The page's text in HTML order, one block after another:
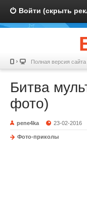
Войти (скрыть
Полная версия сайта
Битва
фото)
pene4ka 23-02-2016
Фото-приколы